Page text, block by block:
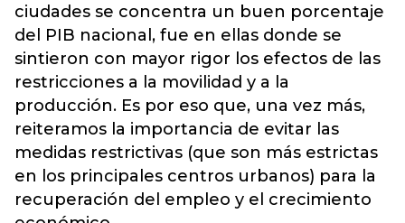
ciudades se concentra un buen porcentaje
del PIB nacional, fue en ellas donde se
sintieron con mayor rigor los efectos de las
restricciones a la movilidad y a la
producción. Es por eso que, una vez más,
reiteramos la importancia de evitar las
medidas restrictivas (que son más estrictas
en los principales centros urbanos) para la
recuperación del empleo y el crecimiento